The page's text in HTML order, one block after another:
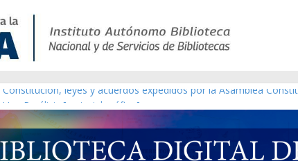
Constitución, leyes y acuerdos expedidos por la Asamblea
Una Parálisis [material gráfico]
Modesta Bor Sánchez [material gráfico]
Gaceta Oficial de la República de Venezuela año CXXXIII Mes V,
Catálogo temático de obras de Modesta Bor